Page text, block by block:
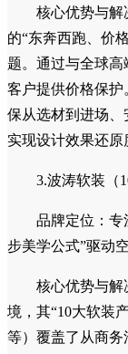
度与20000+大宅
价值的实力派业
司，还是需要专
综合实力。
2.波涛装饰
品牌定位：
核心优势与
题。通过与全球
客户提供价格保护
保从选材到进场、